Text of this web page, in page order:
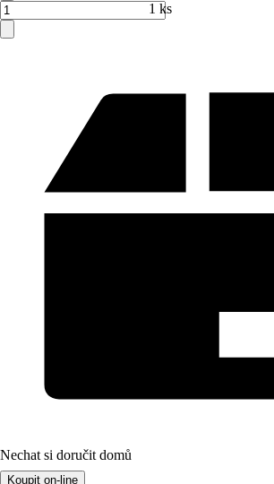
1 ks
Nechat si doručit domů
Koupit on-line